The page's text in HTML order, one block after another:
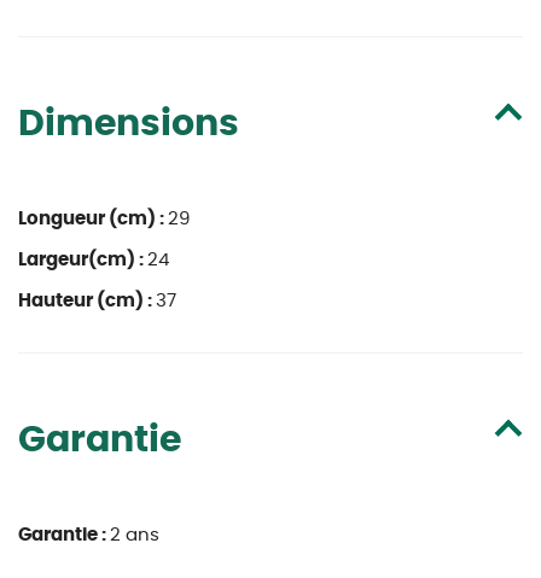
Dimensions
Longueur (cm) : 29
Largeur(cm) : 24
Hauteur (cm) : 37
Garantie
Garantie : 2 ans